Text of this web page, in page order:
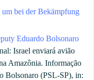
bei der Bekämpfung
Eduardo Bolsonaro
Israel enviará avião
Amazônia. Informação
Bolsonaro (PSL-SP), in: